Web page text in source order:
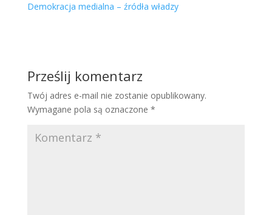
Demokracja medialna – źródła władzy
Prześlij komentarz
Twój adres e-mail nie zostanie opublikowany.
Wymagane pola są oznaczone *